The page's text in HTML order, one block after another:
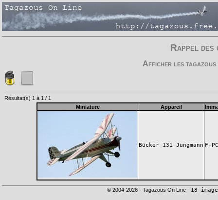
Rappel
Afficher les
Résultat(s) 1 à 1 / 1
Miniature
Appareil
Bücker 131 Jungmann F-
© 2004-2026 - Tagazous On Line - 18